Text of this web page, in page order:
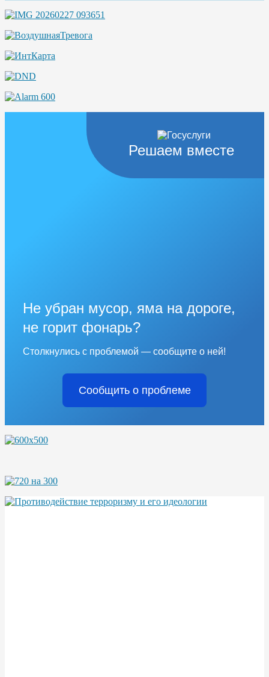
Решаем вместе
Не убран мусор, яма на дороге,
не горит фонарь?
Столкнулись с проблемой — сообщите о ней!
Сообщить о проблеме